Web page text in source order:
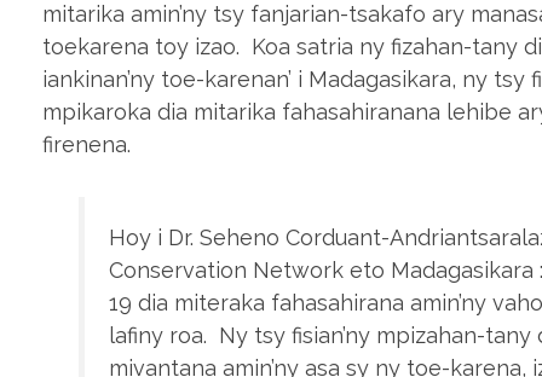
mitarika amin’ny tsy fanjarian-tsakafo ary
toekarena toy izao. Koa satria ny fizahan-tany
iankinan’ny toe-karenan’ i Madagasikara, ny tsy
mpikaroka dia mitarika fahasahiranana lehibe
firenena.
Hoy i Dr. Seheno Corduant-
Conservation Network eto Madagasikara
19 dia miteraka fahasahirana amin’ny
lafiny roa. Ny tsy fisian’ny mpizahan-tany
mivantana amin’ny asa sy ny toe-karena,